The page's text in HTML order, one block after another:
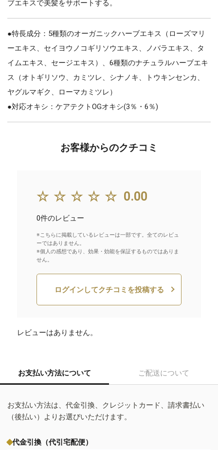
ブエキスで美髪をサポートする。
●特長成分：5種類のオーガニックハーブエキス（ローズマリ
ーエキス、セイヨウノコギリソウエキス、ノバラエキス、タ
イムエキス、セージエキス）、6種類のナチュラルハーブエキ
ス（オトギリソウ、カミツレ、シナノキ、トウキンセンカ、
ヤグルマギク、ローマカミツレ）
●対応オキシ：ケアテクトOGオキシ(3％・6％)
お客様からのクチコミ
☆☆☆☆☆ 0.00
0件のレビュー
※こちらに掲載しているレビューは一部です。全てのレビュ
ーではありません。
※個人の感想であり、効果・効能を保証するものではありま
せん。
ログインしてクチコミを投稿する
レビューはありません。
お支払い方法について ご配送について
お支払い方法は、代金引換、クレジットカード、請求書払い
（後払い）よりお選びいただけます。
代金引換（代引宅配便）